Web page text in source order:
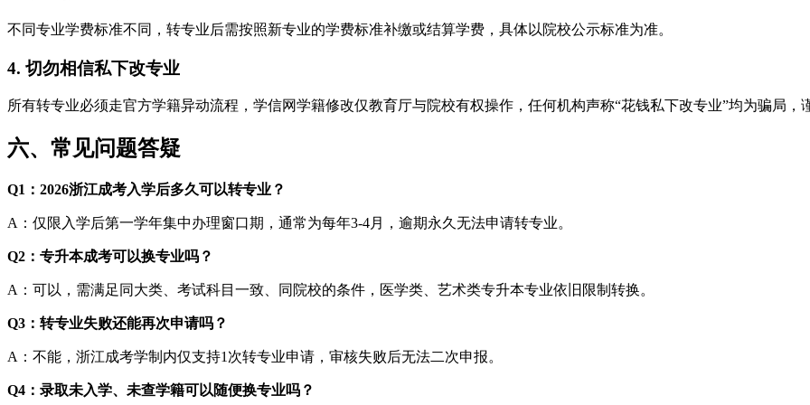
不同专业学费标准不同，转专业后需按照新专业的学费标准补缴或结算学费，具体以院校公示标准为准。
4. 切勿相信私下改专业
所有转专业必须走官方学籍异动流程，学信网学籍修改仅教育厅与院校有权操作，任何机构声称“花钱私下改专业”均为骗局，
六、常见问题答疑
Q1：2026浙江成考入学后多久可以转专业？
A：仅限入学后第一学年集中办理窗口期，通常为每年3-4月，逾期永久无法申请转专业。
Q2：专升本成考可以换专业吗？
A：可以，需满足同大类、考试科目一致、同院校的条件，医学类、艺术类专升本专业依旧限制转换。
Q3：转专业失败还能再次申请吗？
A：不能，浙江成考学制内仅支持1次转专业申请，审核失败后无法二次申报。
Q4：录取未入学、未查学籍可以随便换专业吗？